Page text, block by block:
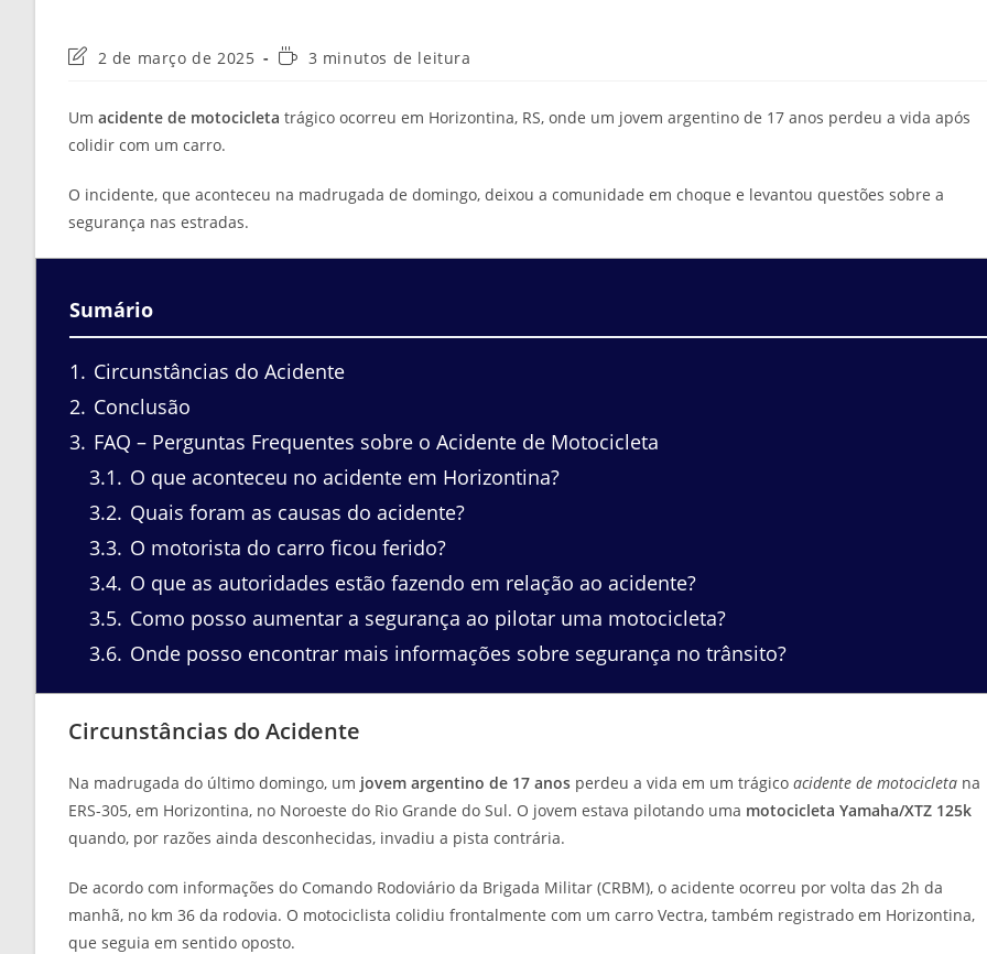
Última
post:
2 de março de 2025
Tempo3 minutos de leitura
Um acidente de motocicleta trágico ocorreu em Horizontina, RS, onde um jovem argentino de 17 anos perdeu a vida após
colidir com um carro.
O incidente, que aconteceu na madrugada de domingo, deixou a comunidade em choque e levantou questões sobre a
segurança nas estradas.
Sumário
1
Circunstâncias do Acidente
2 Conclusão
3 FAQ – Perguntas Frequentes sobre o Acidente de Motocicleta
3.1
O que aconteceu no acidente em Horizontina?
3.2 Quais foram as causas do acidente?
3.3 O motorista do carro ficou ferido?
3.4 O que as autoridades estão fazendo em relação ao acidente?
3.5 Como posso aumentar a segurança ao pilotar uma motocicleta?
3.6 Onde posso encontrar mais informações sobre segurança no trânsito?
Circunstâncias do Acidente
Na madrugada do último domingo, um jovem argentino de 17 anos perdeu a vida em um trágico acidente de motocicleta na
ERS-305, em Horizontina, no Noroeste do Rio Grande do Sul. O jovem estava pilotando uma motocicleta Yamaha/XTZ 125k
quando, por razões ainda desconhecidas, invadiu a pista contrária.
De acordo com informações do Comando Rodoviário da Brigada Militar (CRBM), o acidente ocorreu por volta das 2h da
manhã, no km 36 da rodovia. O motociclista colidiu frontalmente com um carro Vectra, também registrado em Horizontina,
que seguia em sentido oposto.